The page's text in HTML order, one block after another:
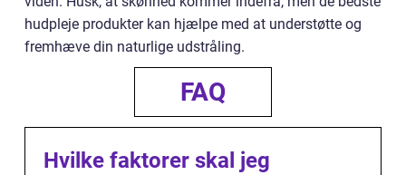
hudpleje produkter kan hjælpe med at understøtte og
fremhæve din naturlige udstråling.
FAQ
Hvilke faktorer skal jeg